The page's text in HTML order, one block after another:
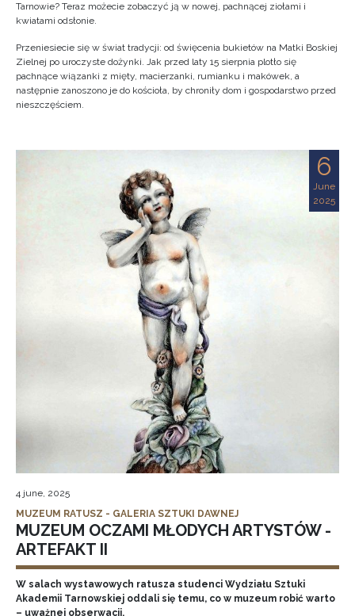
Tarnowie? Teraz możecie zobaczyć ją w nowej, pachnącej ziołami i
kwiatami odsłonie.
Przeniesiecie się w świat tradycji: od święcenia bukietów na Matki Boskiej
Zielnej po uroczyste dożynki. Jak przed laty 15 sierpnia plotło się
pachnące wiązanki z mięty, macierzanki, rumianku i makówek, a
następnie zanoszono je do kościoła, by chroniły dom i gospodarstwo przed
nieszczęściem.
6
June
2025
4 june, 2025
MUZEUM RATUSZ - GALERIA SZTUKI DAWNEJ
MUZEUM OCZAMI MŁODYCH ARTYSTÓW -
ARTEFAKT II
W salach wystawowych ratusza studenci Wydziału Sztuki
Akademii Tarnowskiej oddali się temu, co w muzeum robić warto
– uważnej obserwacji.